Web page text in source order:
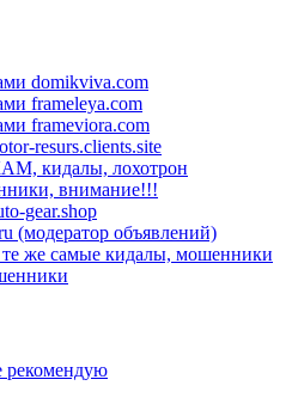
domikviva.com
frameleya.com
frameviora.com
resurs.clients.site
кидалы, лохотрон
внимание!!!
gear.shop
(модератор объявлений)
же самые кидалы, мошенники